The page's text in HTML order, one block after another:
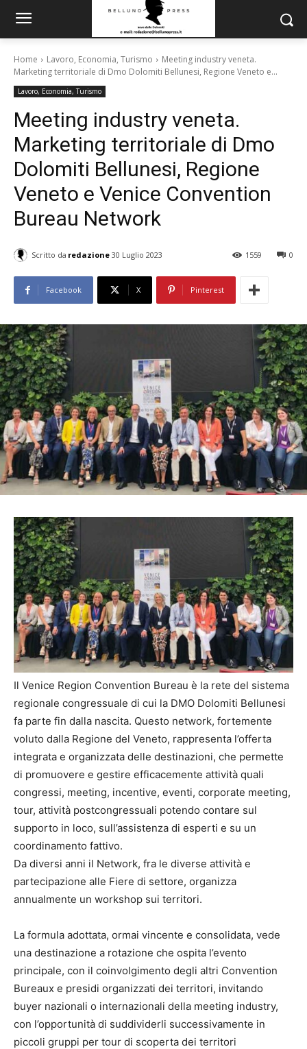
Home Lavoro, Economia, Turismo
Meeting industry veneta.
Marketing territoriale di Dmo Dolomiti Bellunesi, Regione Veneto e...
Lavoro, Economia, Turismo
Meeting industry veneta.
Marketing territoriale di Dmo
Dolomiti Bellunesi, Regione
Veneto e Venice Convention
Bureau Network
Scritto da redazione 30 Luglio 2023 0
1559
Facebook X Pinterest
Il Venice Region Convention Bureau è la rete del sistema
regionale congressuale di cui la DMO Dolomiti Bellunesi
fa parte fin dalla nascita. Questo network, fortemente
voluto dalla Regione del Veneto, rappresenta l’offerta
integrata e organizzata delle destinazioni, che permette
di promuovere e gestire efficacemente attività quali
congressi, meeting, incentive, eventi, corporate meeting,
tour, attività postcongressuali potendo contare sul
supporto in loco, sull’assistenza di esperti e su un
coordinamento fattivo.
Da diversi anni il Network, fra le diverse attività e
partecipazione alle Fiere di settore, organizza
annualmente un workshop sui territori.
La formula adottata, ormai vincente e consolidata, vede
una destinazione a rotazione che ospita l’evento
principale, con il coinvolgimento degli altri Convention
Bureaux e presidi organizzati dei territori, invitando
buyer nazionali o internazionali della meeting industry,
con l’opportunità di suddividerli successivamente in
piccoli gruppi per tour di scoperta dei territori